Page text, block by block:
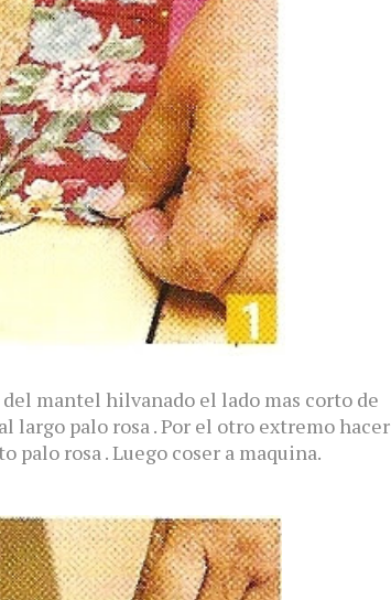
del mantel hilvanado el lado mas corto de
largo palo rosa . Por el otro extremo hacer
palo rosa . Luego coser a maquina.